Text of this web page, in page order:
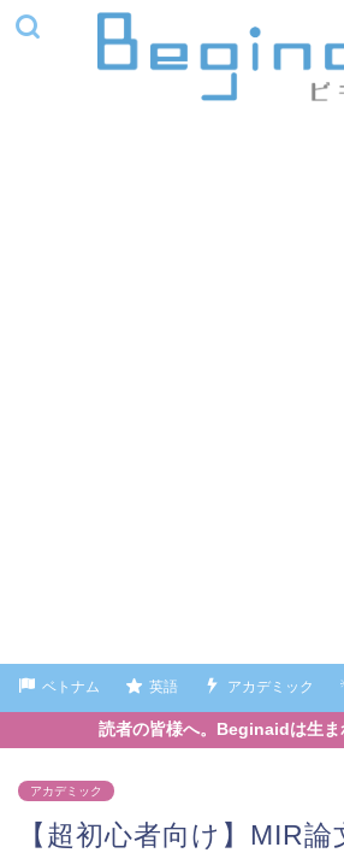
ベトナム 英語 アカデミック
読者の皆様へ。Beginaidは生ま
アカデミック
【超初心者向け】MIR論